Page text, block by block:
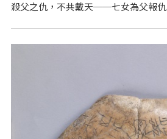
殺父之仇，不共戴天──七女為父報仇